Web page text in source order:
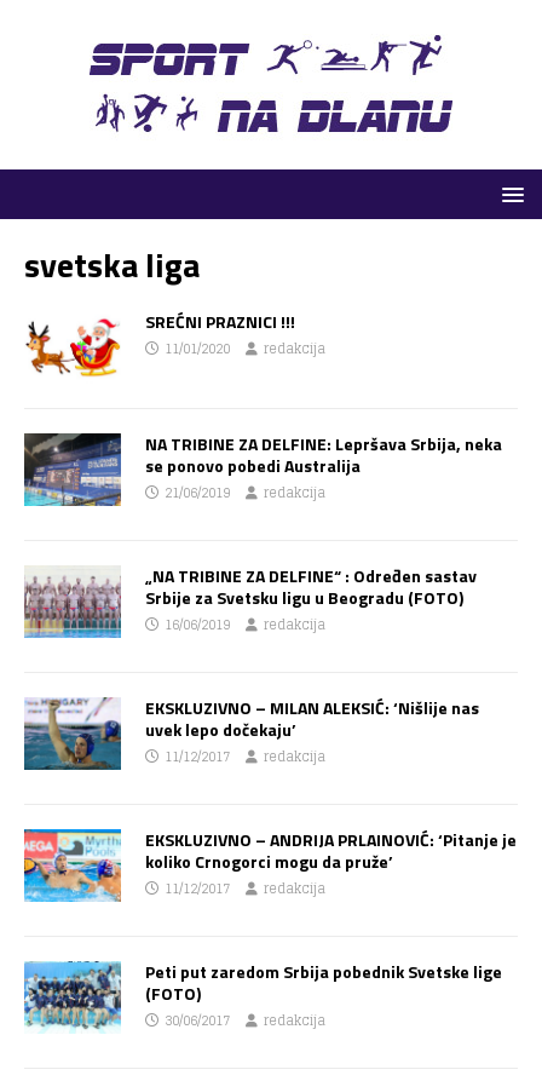
svetska liga
SREĆNI PRAZNICI !!!
11/01/2020 redakcija
NA TRIBINE ZA DELFINE: Lepršava Srbija, neka
se ponovo pobedi Australija
21/06/2019 redakcija
„NA TRIBINE ZA DELFINE“ : Određen sastav
Srbije za Svetsku ligu u Beogradu (FOTO)
16/06/2019 redakcija
EKSKLUZIVNO – MILAN ALEKSIĆ: ‘Nišlije nas
uvek lepo dočekaju’
11/12/2017 redakcija
EKSKLUZIVNO – ANDRIJA PRLAINOVIĆ: ‘Pitanje je
koliko Crnogorci mogu da pruže’
11/12/2017 redakcija
Peti put zaredom Srbija pobednik Svetske lige
(FOTO)
30/06/2017 redakcija